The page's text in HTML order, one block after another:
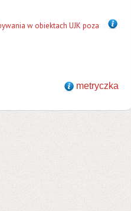
w obiektach UJK poza
metryczka